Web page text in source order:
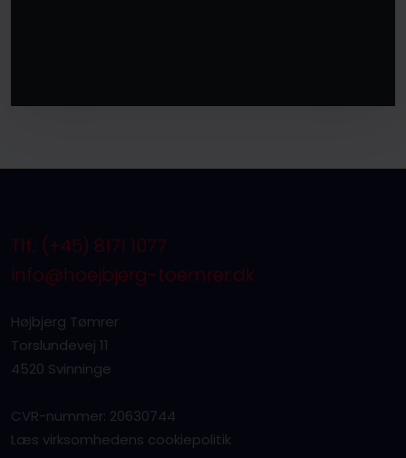
Tlf.: (+45) 8171 1077
info@hoejbjerg-toemrer.dk
Højbjerg Tømrer
Torslundevej 11
4520 Svinninge
CVR-nummer: 20630744
Læs virksomhedens cookiepolitik